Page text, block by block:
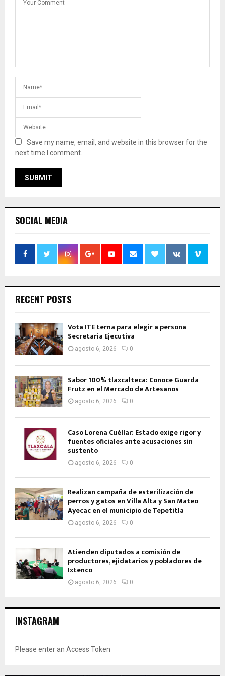
Save my name, email, and website in this browser for the
next time I comment.
SOCIAL MEDIA
RECENT POSTS
Vota ITE terna para elegir a persona
Secretaria Ejecutiva
agosto 6, 2026 0
Sabor 100% tlaxcalteca: Conoce Guarda
Frutz en el Mercado de Artesanos
agosto 6, 2026 0
Caso Lorena Cuéllar: Estado exige rigor y
fuentes oficiales ante acusaciones sin
sustento
agosto 6, 2026 0
Realizan campaña de esterilización de
perros y gatos en Villa Alta y San Mateo
Ayecac en el municipio de Tepetitla
agosto 6, 2026 0
Atienden diputados a comisión de
productores, ejidatarios y pobladores de
Ixtenco
agosto 6, 2026 0
INSTAGRAM
Please enter an Access Token